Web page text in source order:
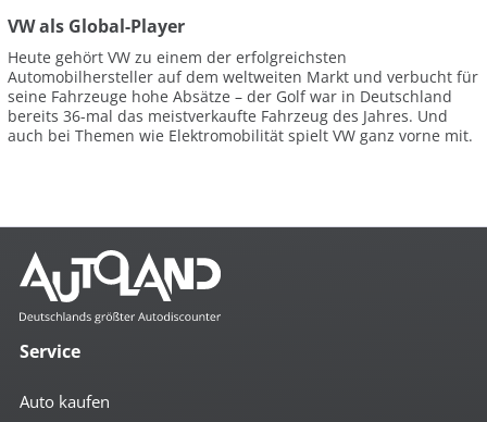
VW als Global-Player
Heute gehört VW zu einem der erfolgreichsten
Automobilhersteller auf dem weltweiten Markt und verbucht für
seine Fahrzeuge hohe Absätze – der Golf war in Deutschland
bereits 36-mal das meistverkaufte Fahrzeug des Jahres. Und
auch bei Themen wie Elektromobilität spielt VW ganz vorne mit.
Service
Auto kaufen